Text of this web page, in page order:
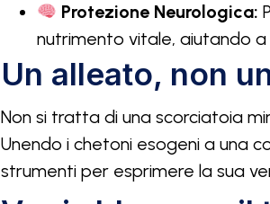
Protezione Neurologica:
nutrimento vitale, aiutando a
Un alleato, non
Non si tratta di una scorciatoia
Unendo i chetoni esogeni a una
strumenti per esprimere la sua